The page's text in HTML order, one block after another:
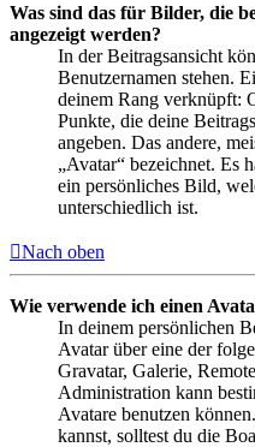
Was sind das für Bilder, die
angezeigt werden?
In der Beitragsansicht
Benutzernamen stehen.
deinem Rang verknüpft:
Punkte, die deine
angeben. Das andere,
„Avatar“ bezeichnet. Es
ein persönliches Bild,
unterschiedlich ist.
Nach oben
Wie verwende ich einen
In deinem persönlichen
Avatar über eine der
Gravatar, Galerie,
Administration kann
Avatare benutzen
kannst, solltest du die